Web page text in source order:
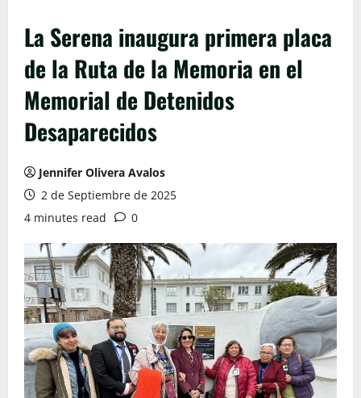
La Serena inaugura primera placa
de la Ruta de la Memoria en el
Memorial de Detenidos
Desaparecidos
Jennifer Olivera Avalos
2 de Septiembre de 2025
4 minutes read
0